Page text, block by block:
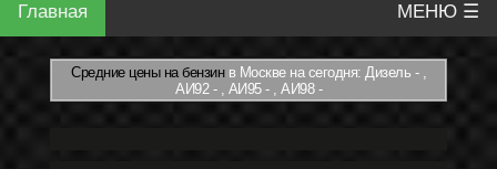
Главная МЕНЮ ☰
Средние цены на бензинв Москве на сегодня: Дизель - ,
АИ92 - , АИ95 - , АИ98 -